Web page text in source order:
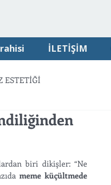
İLETİŞİM
ESTETİĞİ
biri dikişler: “Ne
meme küçültmede